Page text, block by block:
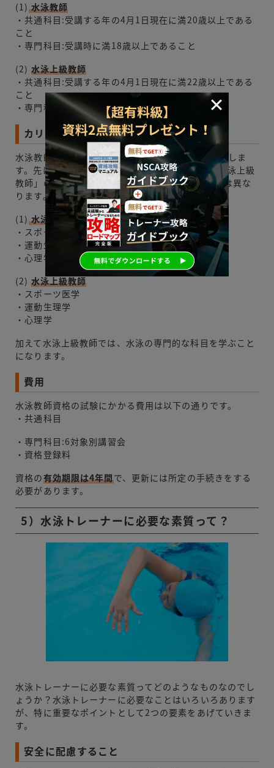
(1)水泳教師
・共通科目:受講する年の4月1日現在に満20歳以上である
こと
・専門科目:受講時に満18歳以上であること
(2) 水泳上級教師
・共通科目:受講する年の4月1日現在に満22歳以上である
こと
・専門科目:受講時に満20歳以上であること
カリキュラム
水泳教師資格の資格のカリキュラムについてご紹介しま
す。先ほどもご紹介したように「水泳教師」と「水泳上級
教師」の2種類があります。それぞれカリキュラムは異な
ります。
(1)水泳教師
・スポーツ医学
・運動生理学
・心理学
(2) 水泳上級教師
・スポーツ医学
・運動生理学
・心理学
加えて水泳上級教師では、水泳の専門的な科目を学ぶこと
になります。
費用
水泳教師資格の試験にかかる費用は以下の通りです。
・共通科目
・専門科目:6対象別講習会
・資格登録料
資格の有効期限は4年間で、更新には所定の手続きをする
必要があります。
5）水泳トレーナーに必要な素質って？
水泳トレーナーに必要な素質ってどのようなものなのでし
ょうか？水泳トレーナーに必要なことはいろいろあります
が、特に重要なポイントとして2つの要素をあげていきま
す。
安全に配慮すること